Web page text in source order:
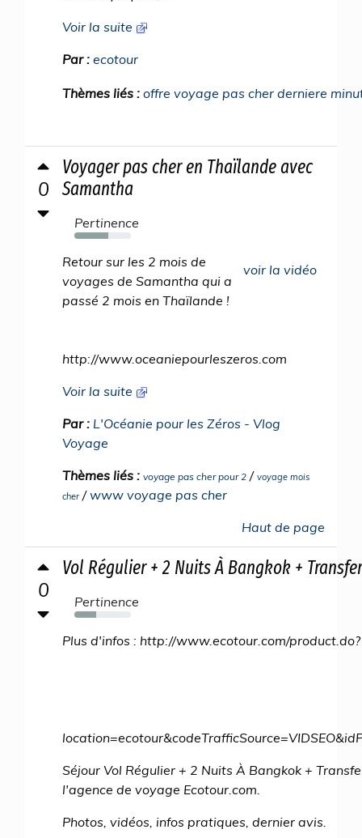
Voir la suite
Par : ecotour
Thèmes liés : offre voyage pas cher derniere
0
Voyager pas cher en Thaïlande avec
Samantha
Pertinence
60%
voir la vidéo
Retour sur les 2 mois de
voyages de Samantha qui a
passé 2 mois en Thaïlande !
http://www.oceaniepourleszeros.com
Voir la suite
Par : L'Océanie pour les Zéros - Vlog
Voyage
Thèmes liés : voyage pas cher pour 2 / voyage mois
cher /www voyage pas cher
Haut de page
0
Vol Régulier + 2 Nuits À Bangkok +
Pertinence
39%
Plus d'infos : http://www.ecotour.com/product.do?
Séjour Vol Régulier + 2 Nuits À Bangkok +
l'agence de voyage Ecotour.com.
Photos, vidéos, infos pratiques, dernier avis.